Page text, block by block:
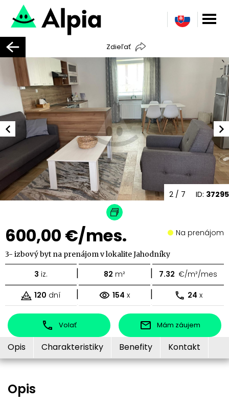
Zdieľať
ID: 37295
2 / 7
600,00 €/mes. Na prenájom
3- izbový byt na prenájom v lokalite Jahodníky
3 iz. | 82 m² | 7.32 €/m²/mes
120 dní | 154 x | 24 x
Volať Mám záujem
Opis Charakteristiky Benefity Kontakt
Opis